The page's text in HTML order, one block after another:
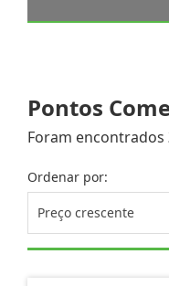
Pontos
Foram encontrados
Ordenar por:
Preço crescente